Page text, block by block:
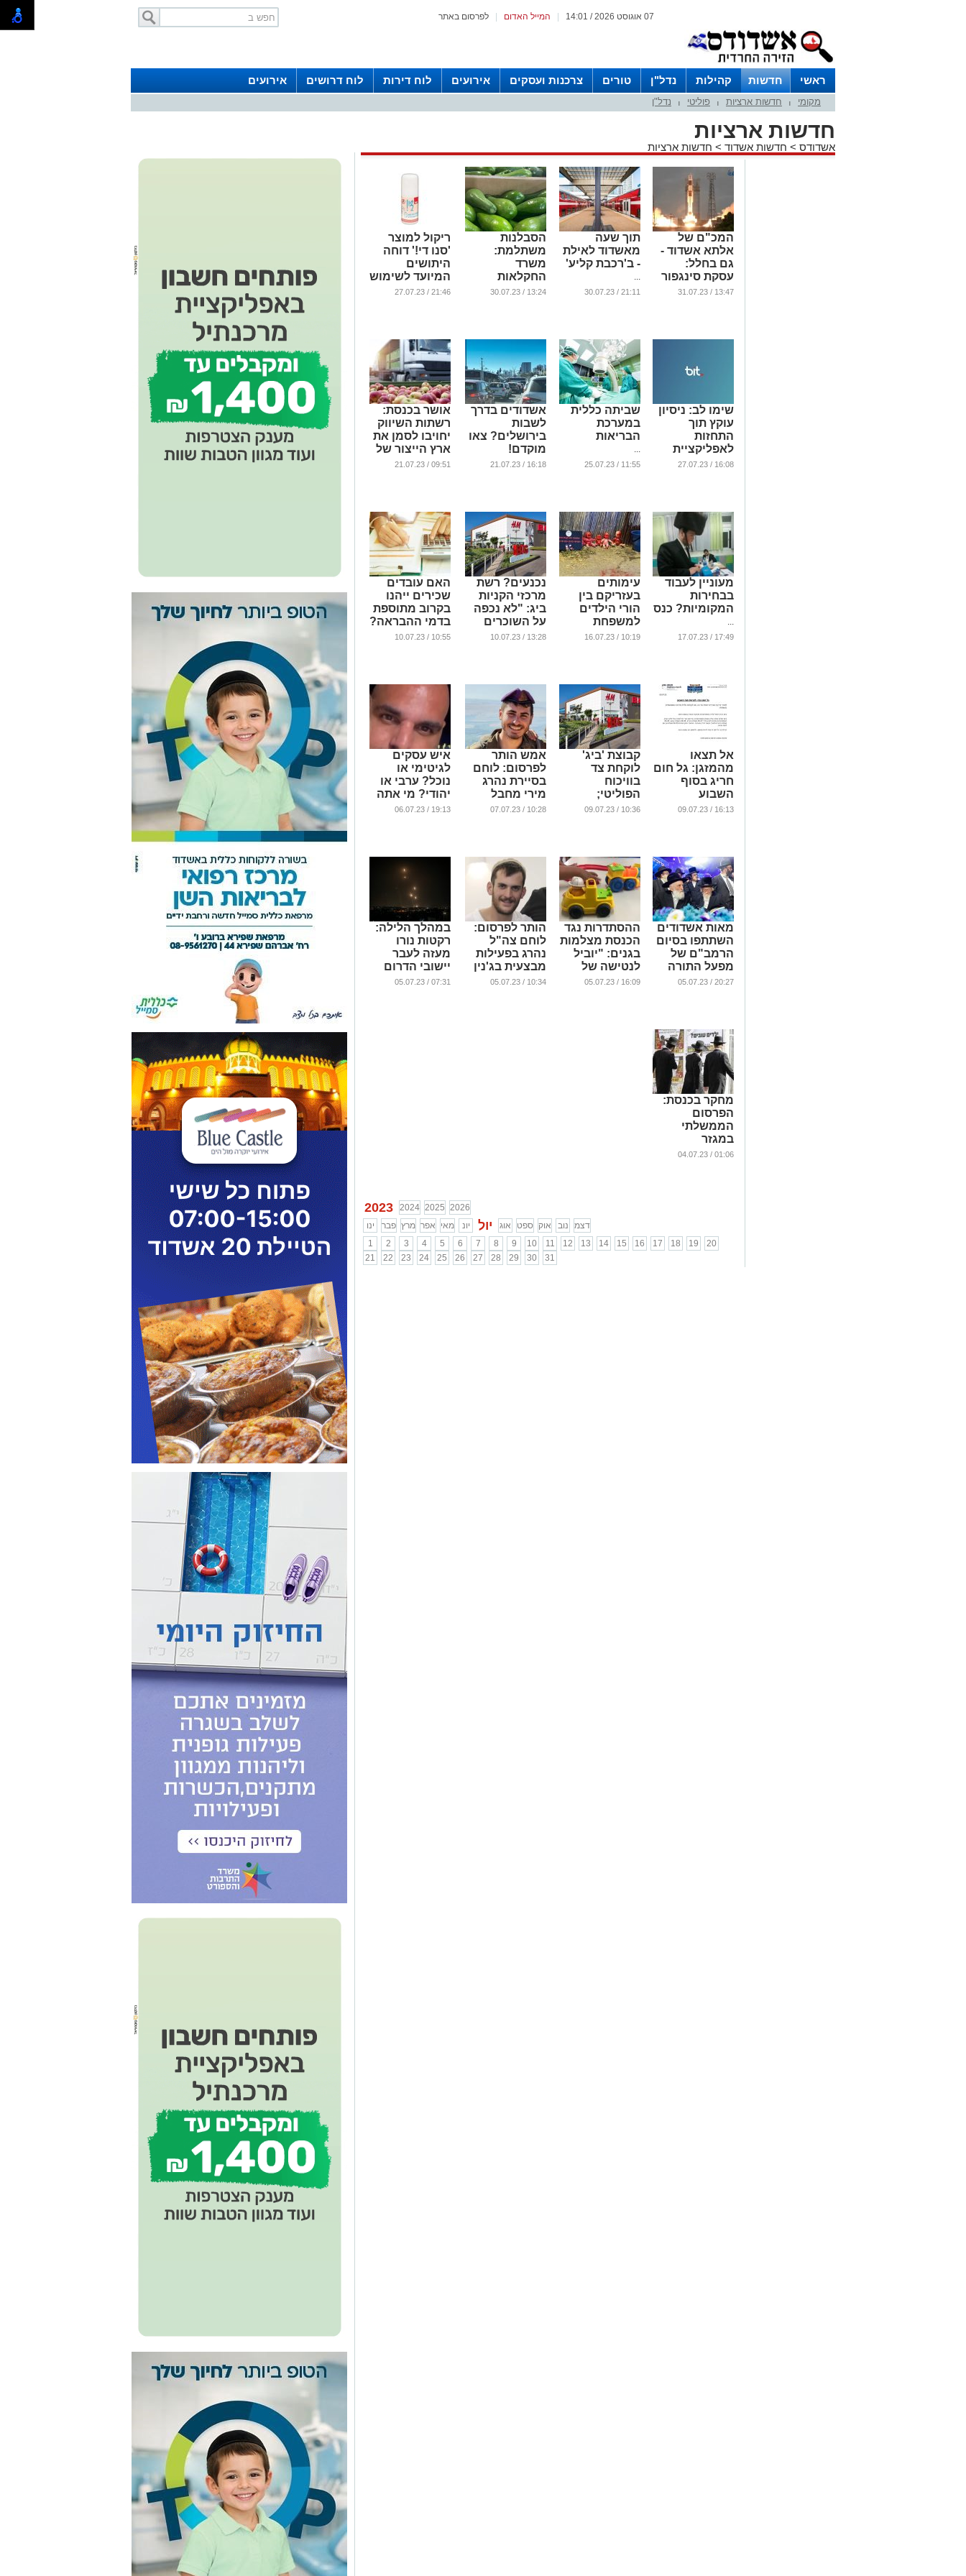
לפרסום באתר המייל האדום 07 אוגוסט 2026 / 14:01
ראשי חדשות קהילות נדל"ן טורים צרכנות ועסקים אירועים לוח דירות לוח דרושים אירועים
מקומי חדשות ארציות פוליטי נדל"ן
חדשות ארציות
אשדודס > חדשות אשדוד > חדשות ארציות
המכ"ם של
אלתא אשדוד -
גם בחלל:
עסקת סינגפור
שהניבה לתע"ש
13:47 / 31.07.23
תוך שעה
מאשדוד לאילת
- ב'רכבת קליע'
...
21:11 / 30.07.23
הסבלנות
משתלמת:
משרד
החקלאות
ממליץ להמתין
...
13:24 / 30.07.23
ריקול למוצר
'סנו די!' דוחה
היתושים
המיועד לשימוש
תינוקות וילדים
21:46 / 27.07.23
שימו לב: ניסיון
עוקץ תוך
התחזות
לאפליקציית
ביט
16:08 / 27.07.23
שביתה כללית
במערכת
הבריאות
...
11:55 / 25.07.23
אשדודים בדרך
לשבות
בירושלים? צאו
מוקדם!
...
16:18 / 21.07.23
אושר בכנסת:
רשתות השיווק
יחויבו לסמן את
ארץ הייצור של
תוצרת חקלאית
09:51 / 21.07.23
מעוניין לעבוד
בבחירות
המקומיות? כנס
...
17:49 / 17.07.23
עימותים
בעזריקם בין
הורי הילדים
למשפחת
הגננת
10:19 / 16.07.23
נכנעים? רשת
מרכזי הקניות
ביג: "לא נכפה
על השוכרים
לסגור את
13:28 / 10.07.23
האם עובדים
שכירים ייהנו
בקרוב מתוספת
בדמי ההבראה?
...
10:55 / 10.07.23
אל תצאו
מהמזגן: גל חום
חריג בסוף
השבוע
...
16:13 / 09.07.23
קבוצת 'ביג'
לוקחת צד
בוויכוח
הפוליטי;
מאיימת לשבות
10:36 / 09.07.23
אמש הותר
לפרסום: לוחם
בסיירת נהרג
מירי מחבל
במהלך פעילות
10:28 / 07.07.23
איש עסקים
לגיטימי או
נוכל? ערבי או
יהודי? מי אתה
צ'רלי אלמקייס
19:13 / 06.07.23
מאות אשדודים
השתתפו בסיום
הרמב"ם של
מפעל התורה
העולמי 'שיננא'
20:27 / 05.07.23
ההסתדרות נגד
הכנסת מצלמות
בגנים: "יוביל
לנטישה של
הצוותים"
16:09 / 05.07.23
הותר לפרסום:
לוחם צה"ל
נהרג בפעילות
מבצעית בג'נין
...
10:34 / 05.07.23
במהלך הלילה:
רקטות נורו
מעזה לעבר
יישובי הדרום
...
07:31 / 05.07.23
מחקר בכנסת:
הפרסום
הממשלתי
במגזר
החרדי-4%
01:06 / 04.07.23
2023 2024 2025 2026
ינו
פבר מרץ אפר מאי יונ יול אוג ספט אוק נוב
דצמ
1
2 3 4 5 6 7 8 9 10 11 12 13 14 15 16 17 18 19
20
21
22 23 24 25 26 27 28 29 30 31